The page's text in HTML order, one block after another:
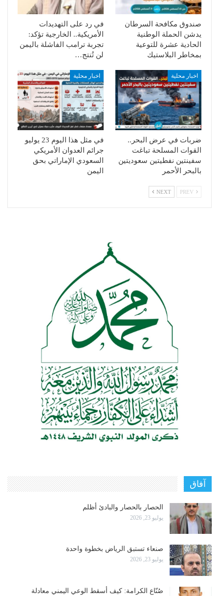
صندوق مكافحة السرطان
يدشن الحملة الوطنية
الحادية عشرة للتوعية
بمخاطر البلاستيك
في رد على التهديدات
الأمريكية.. الخارجية تؤكد:
تجربة ترامب الفاشلة باليمن
لن تُنتج…
اخبار محلية
ضربات في عرض البحر..
القوات المسلحة تباغت
سفينتين نفطيتين سعوديتين
بالبحر الأحمر
اخبار محلية
في مثل هذا اليوم 23 يوليو
جرائم العدوان الأمريكي
السعودي الإماراتي بحق
اليمن
NEXT
آفاق
الحصار بالحصار والبادئ أظلم
يوليو 23, 2026
صنعاء تستبق الرياض بخطوة واحدة
يوليو 23, 2026
صُنّاع الكرامة: كيف أسقط الوعي اليمني معادلة